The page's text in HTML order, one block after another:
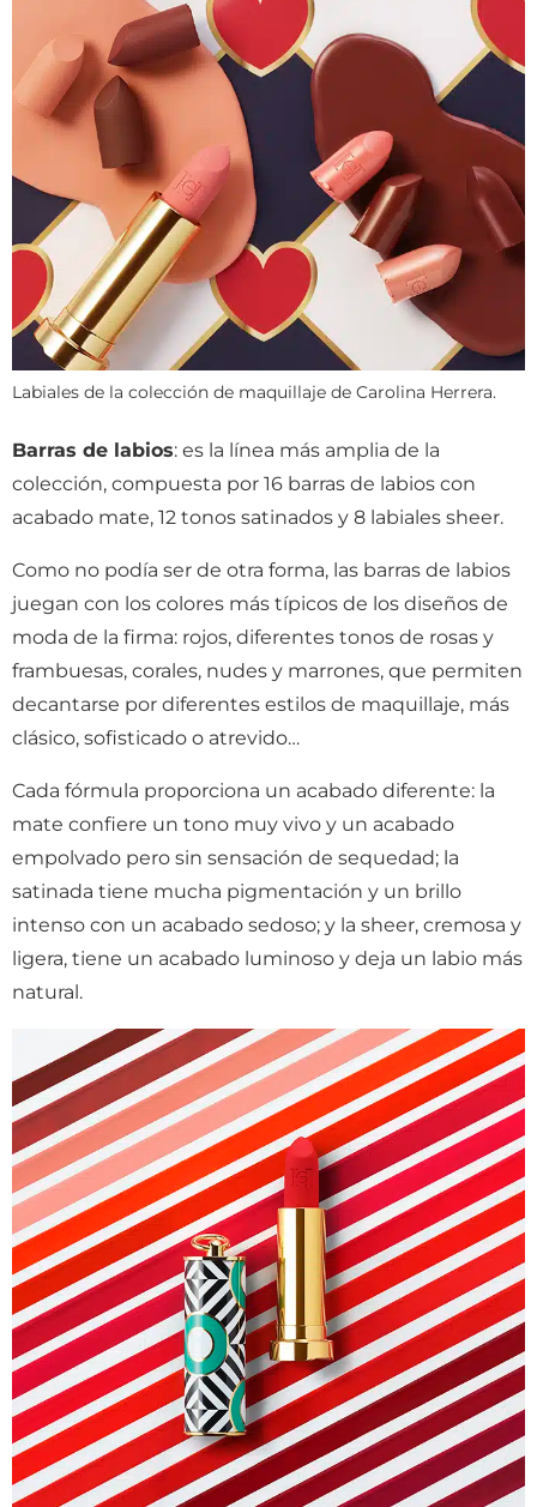
Labiales de la colección de maquillaje de Carolina Herrera.
Barras de labios: es la línea más amplia de la
colección, compuesta por 16 barras de labios con
acabado mate, 12 tonos satinados y 8 labiales sheer.
Como no podía ser de otra forma, las barras de labios
juegan con los colores más típicos de los diseños de
moda de la firma: rojos, diferentes tonos de rosas y
frambuesas, corales, nudes y marrones, que permiten
decantarse por diferentes estilos de maquillaje, más
clásico, sofisticado o atrevido…
Cada fórmula proporciona un acabado diferente: la
mate confiere un tono muy vivo y un acabado
empolvado pero sin sensación de sequedad; la
satinada tiene mucha pigmentación y un brillo
intenso con un acabado sedoso; y la sheer, cremosa y
ligera, tiene un acabado luminoso y deja un labio más
natural.